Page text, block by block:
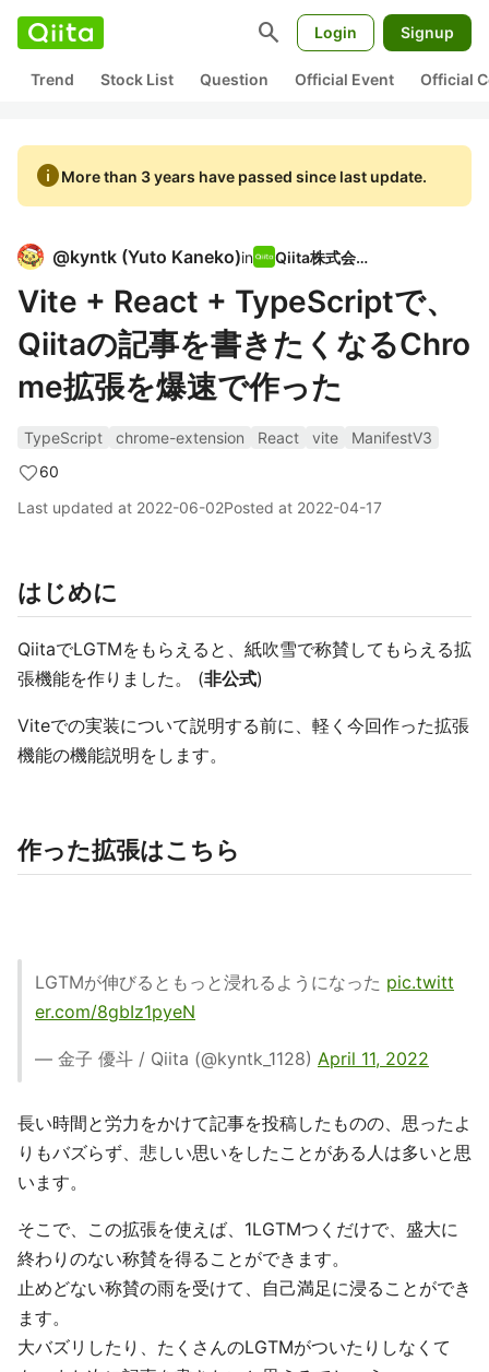
search Login Signup
Trend Stock List Question Official Event Official
infoMore than 3 years have passed since last update.
@kyntk (Yuto Kaneko)in Qiita株式会社
Vite + React + TypeScriptで、
Qiitaの記事を書きたくなるChro
me拡張を爆速で作った
TypeScript chrome-extension React vite
ManifestV3
60
Last updated at 2022-06-02Posted at 2022-04-17
はじめに
QiitaでLGTMをもらえると、紙吹雪で称賛してもらえる拡
張機能を作りました。 (非公式)
Viteでの実装について説明する前に、軽く今回作った拡張
機能の機能説明をします。
作った拡張はこちら
LGTMが伸びるともっと浸れるようになった pic.twitt
er.com/8gbIz1pyeN
— 金子 優斗 / Qiita (@kyntk_1128) April 11, 2022
長い時間と労力をかけて記事を投稿したものの、思ったよ
りもバズらず、悲しい思いをしたことがある人は多いと思
います。
そこで、この拡張を使えば、1LGTMつくだけで、盛大に
終わりのない称賛を得ることができます。
止めどない称賛の雨を受けて、自己満足に浸ることができ
ます。
大バズリしたり、たくさんのLGTMがついたりしなくて